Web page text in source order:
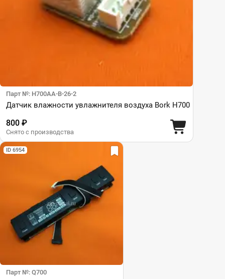
Парт №: H700AA-B-26-2
Датчик влажности увлажнителя воздуха Bork H700
800 ₽
Снято с производства
ID 6954
Парт №: Q700